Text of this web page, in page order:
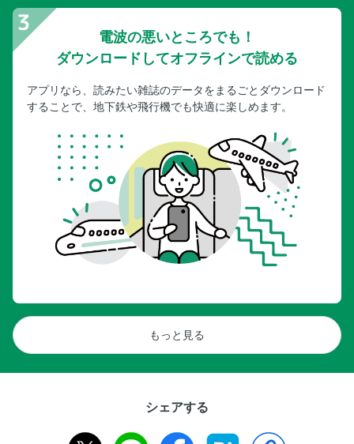
電波の悪いところでも！
ダウンロードしてオフラインで読める
アプリなら、読みたい雑誌のデータをまるごとダウンロード
することで、地下鉄や飛行機でも快適に楽しめます。
もっと見る
シェアする